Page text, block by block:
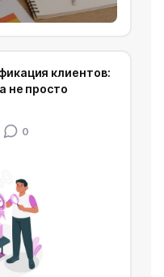
клиентов:
не просто
0